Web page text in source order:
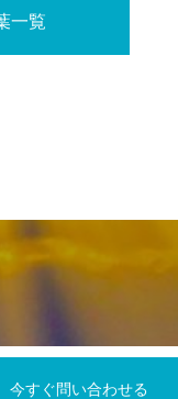
一覧
今すぐ問い合わせる